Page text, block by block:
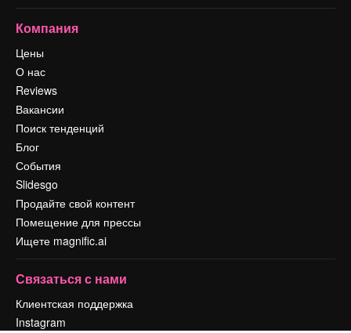
Компания
Цены
О нас
Reviews
Вакансии
Поиск тенденций
Блог
События
Slidesgo
Продайте свой контент
Помещение для прессы
Ищете magnific.ai
Связаться с нами
Клиентская поддержка
Instagram